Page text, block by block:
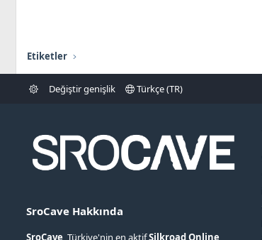
Etiketler
Değiştir genişlik Türkçe (TR)
SroCave Hakkında
SroCave , Türkiye'nin en aktifSilkroad Online